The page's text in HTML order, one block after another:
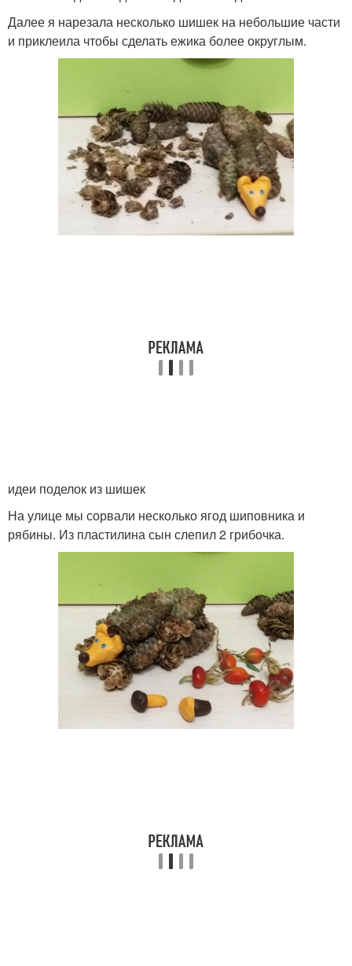
Далее я нарезала несколько шишек на небольшие части
и приклеила чтобы сделать ежика более округлым.
идеи поделок из шишек
На улице мы сорвали несколько ягод шиповника и
рябины. Из пластилина сын слепил 2 грибочка.